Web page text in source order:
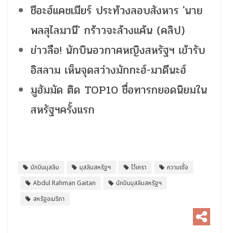
ชีอะฮ์แคชเมียร์ ประท้วงลอบสังหาร 'นาย
พลสุไลมานี' กร้าวจะล้างแค้น (คลิป)
ข่าวลือ! นักบินอวกาศหญิงสหรัฐฯ เข้ารับ
อิสลาม เห็นจุดสว่างมักกะฮ์-มาดีนะฮ์
มูฮัมมัด ติด TOP10 ชื่อทารกยอดนิยมใน
สหรัฐฯครั้งแรก
นักบินมุสลิม มุสลิมสหรัฐฯ ไว้เครา
ความเชื่อ
Abdul Rahman Gaitan
นักบินมุสลิมสหรัฐฯ
สหรัฐอเมริกา